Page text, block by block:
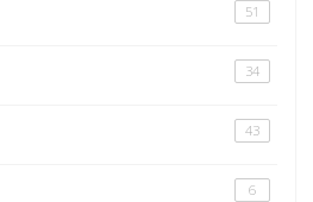
51
34
43
6